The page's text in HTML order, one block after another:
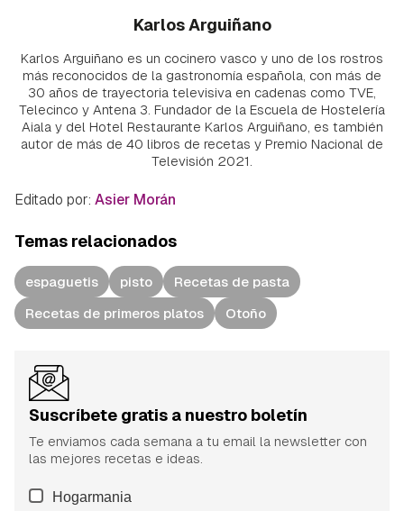
Karlos Arguiñano
Karlos Arguiñano es un cocinero vasco y uno de los rostros
más reconocidos de la gastronomía española, con más de
30 años de trayectoria televisiva en cadenas como TVE,
Telecinco y Antena 3. Fundador de la Escuela de Hostelería
Aiala y del Hotel Restaurante Karlos Arguiñano, es también
autor de más de 40 libros de recetas y Premio Nacional de
Televisión 2021.
Editado por: Asier Morán
Temas relacionados
espaguetis pisto
Recetas de pasta
Recetas de primeros platos
Otoño
Suscríbete gratis a nuestro boletín
Te enviamos cada semana a tu email la newsletter con
las mejores recetas e ideas.
Hogarmania